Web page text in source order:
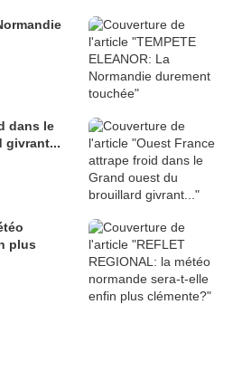
dans le
givrant...
plus